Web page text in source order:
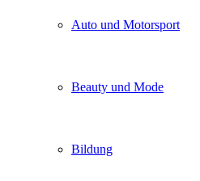
KategorienAuto und Motorsport
Beauty und Mode
Bildung